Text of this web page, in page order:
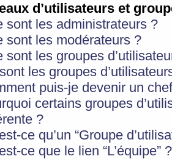
d’utilisateurs et
sont les administrateurs ?
sont les modérateurs ?
sont les groupes
les groupes
puis-je devenir un
certains groupes
?
ce qu’un “Groupe
ce que le lien “L’équipe” ?